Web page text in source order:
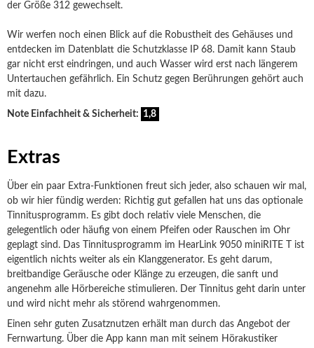
der Größe 312 gewechselt.
Wir werfen noch einen Blick auf die Robustheit des Gehäuses und
entdecken im Datenblatt die Schutzklasse IP 68. Damit kann Staub
gar nicht erst eindringen, und auch Wasser wird erst nach längerem
Untertauchen gefährlich. Ein Schutz gegen Berührungen gehört auch
mit dazu.
Note Einfachheit & Sicherheit: 1,8
Extras
Über ein paar Extra-Funktionen freut sich jeder, also schauen wir mal,
ob wir hier fündig werden: Richtig gut gefallen hat uns das optionale
Tinnitusprogramm. Es gibt doch relativ viele Menschen, die
gelegentlich oder häufig von einem Pfeifen oder Rauschen im Ohr
geplagt sind. Das Tinnitusprogramm im HearLink 9050 miniRITE T ist
eigentlich nichts weiter als ein Klanggenerator. Es geht darum,
breitbandige Geräusche oder Klänge zu erzeugen, die sanft und
angenehm alle Hörbereiche stimulieren. Der Tinnitus geht darin unter
und wird nicht mehr als störend wahrgenommen.
Einen sehr guten Zusatznutzen erhält man durch das Angebot der
Fernwartung. Über die App kann man mit seinem Hörakustiker